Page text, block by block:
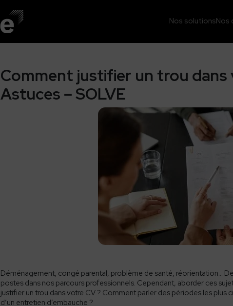
Nos solutionsNos
Comment justifier un trou
Astuces – SOLVE
Déménagement, congé parental, problème de santé, réorientation…
postes dans nos parcours professionnels. Cependant, aborder ces
justifier un trou dans votre CV ? Comment parler des périodes les plus
d’un entretien d’embauche ?